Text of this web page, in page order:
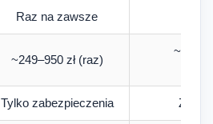
Raz na zawsze
~249–950 zł (raz)
Tylko zabezpieczenia